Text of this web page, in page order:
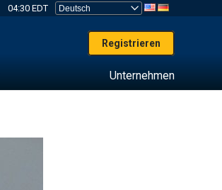
04:30 EDT
Registrieren
Unternehmen